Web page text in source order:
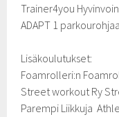
Trainer4you
ADAPT 1
Lisäkoulutukset:
Foamrolleri:n
Street workout Ry
Parempi Liikkuja